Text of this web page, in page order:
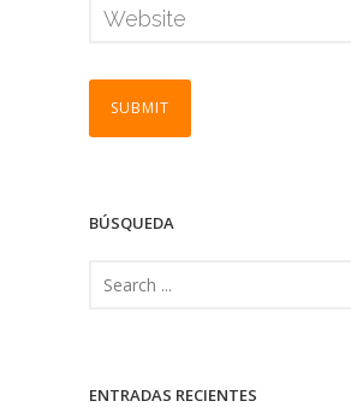
BÚSQUEDA
ENTRADAS RECIENTES